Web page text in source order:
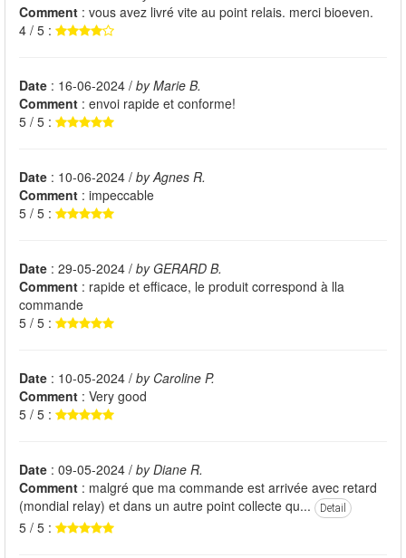
Comment : vous avez livré vite au point relais. merci bioeven.
4 / 5 :
Date : 16-06-2024 / by Marie B.
Comment : envoi rapide et conforme!
5 / 5 :
Date : 10-06-2024 / by Agnes R.
Comment : impeccable
5 / 5 :
Date : 29-05-2024 / by GERARD B.
Comment : rapide et efficace, le produit correspond à lla
commande
5 / 5 :
Date : 10-05-2024 / by Caroline P.
Comment : Very good
5 / 5 :
Date : 09-05-2024 / by Diane R.
Comment : malgré que ma commande est arrivée avec retard
(mondial relay) et dans un autre point collecte qu...
Detail
5 / 5 :